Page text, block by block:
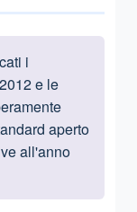
i
e le
aperto
all'anno